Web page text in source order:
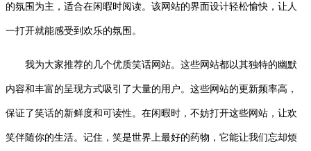
的氛围为主，适合在闲暇时阅读。该网站的界面设计轻松愉快，让人
一打开就能感受到欢乐的氛围。
我为大家推荐的几个优质笑话网站。这些网站都以其独特的幽默
内容和丰富的呈现方式吸引了大量的用户。这些网站的更新频率高，
保证了笑话的新鲜度和可读性。在闲暇时，不妨打开这些网站，让欢
笑伴随你的生活。记住，笑是世界上最好的药物，它能让我们忘却烦